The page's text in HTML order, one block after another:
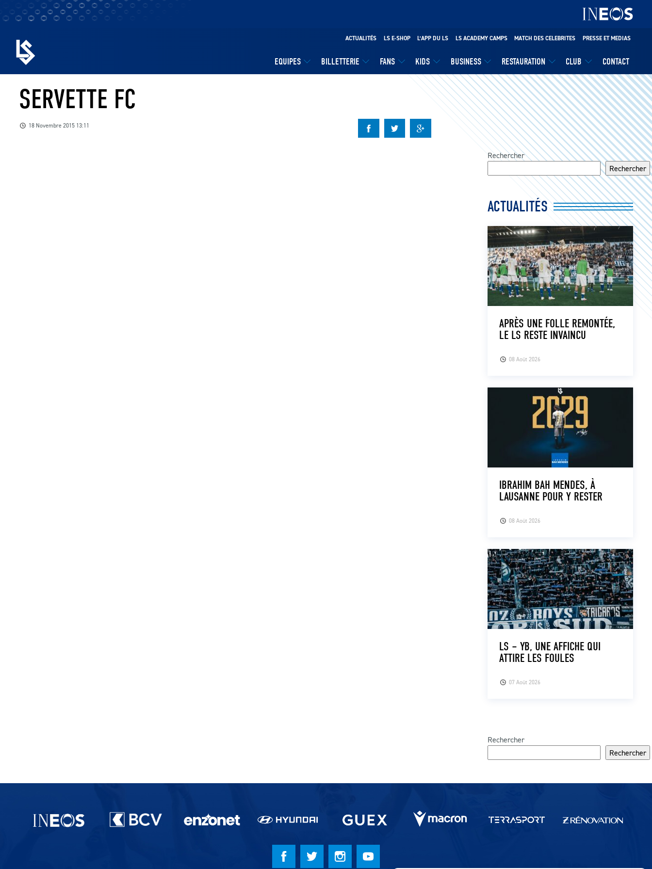
EQUIPES BILLETTERIE FANS KIDS BUSINESS RESTAURATION CLUB CONTACT
ACTUALITÉS LS E-SHOP L’APP DU LS LS ACADEMY CAMPS MATCH DES CELEBRITES PRESSE ET MEDIAS
SERVETTE FC
18 Novembre 2015 13:11
Rechercher
Rechercher
ACTUALITÉS
08 Août 2026
APRÈS UNE FOLLE REMONTÉE,
LE LS RESTE INVAINCU
08 Août 2026
IBRAHIM BAH MENDES, À
LAUSANNE POUR Y RESTER
07 Août 2026
LS – YB, UNE AFFICHE QUI
ATTIRE LES FOULES
Rechercher
Rechercher
Partenaires du lausanne-Sport